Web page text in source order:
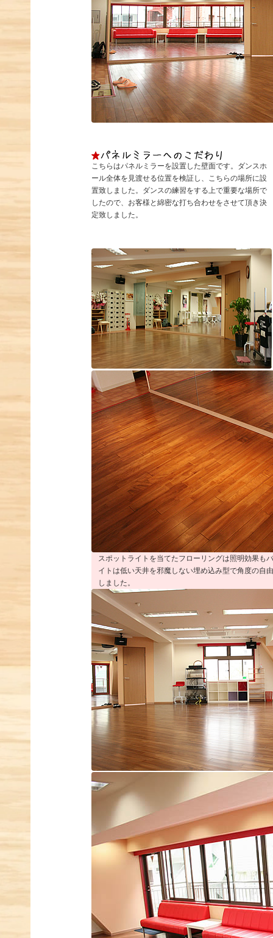
こちらはパネルミラーを設置した壁面です。ダンスホ
ール全体を見渡せる位置を検証し、こちらの場所に設
置致しました。ダンスの練習をする上で重要な場所で
したので、お客様と綿密な打ち合わせをさせて頂き決
定致しました。
スポットライトを当てたフローリングは照明効果も
イトは低い天井を邪魔しない埋め込み型で角度の自
しました。